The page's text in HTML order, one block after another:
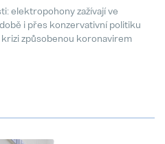
elektropohony zažívají ve
i přes konzervativní politiku
způsobenou koronavirem